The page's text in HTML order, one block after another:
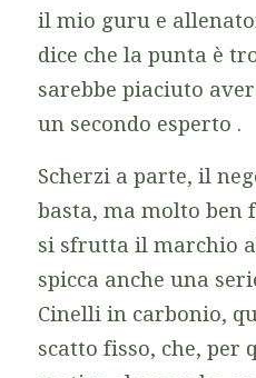
il mio guru e
dice che la punta è
sarebbe piaciuto
un secondo esperto .
Scherzi a parte, il
basta, ma molto ben
si sfrutta il marchio
spicca anche una
Cinelli in carbonio,
scatto fisso, che, per